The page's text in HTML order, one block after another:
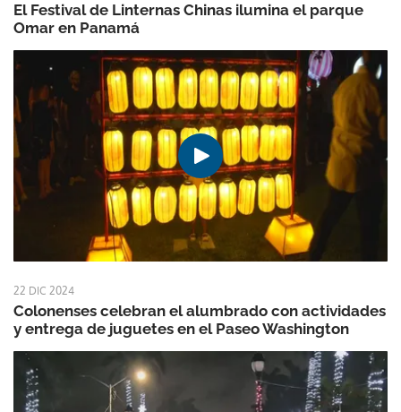
El Festival de Linternas Chinas ilumina el parque
Omar en Panamá
22 DIC 2024
Colonenses celebran el alumbrado con actividades
y entrega de juguetes en el Paseo Washington